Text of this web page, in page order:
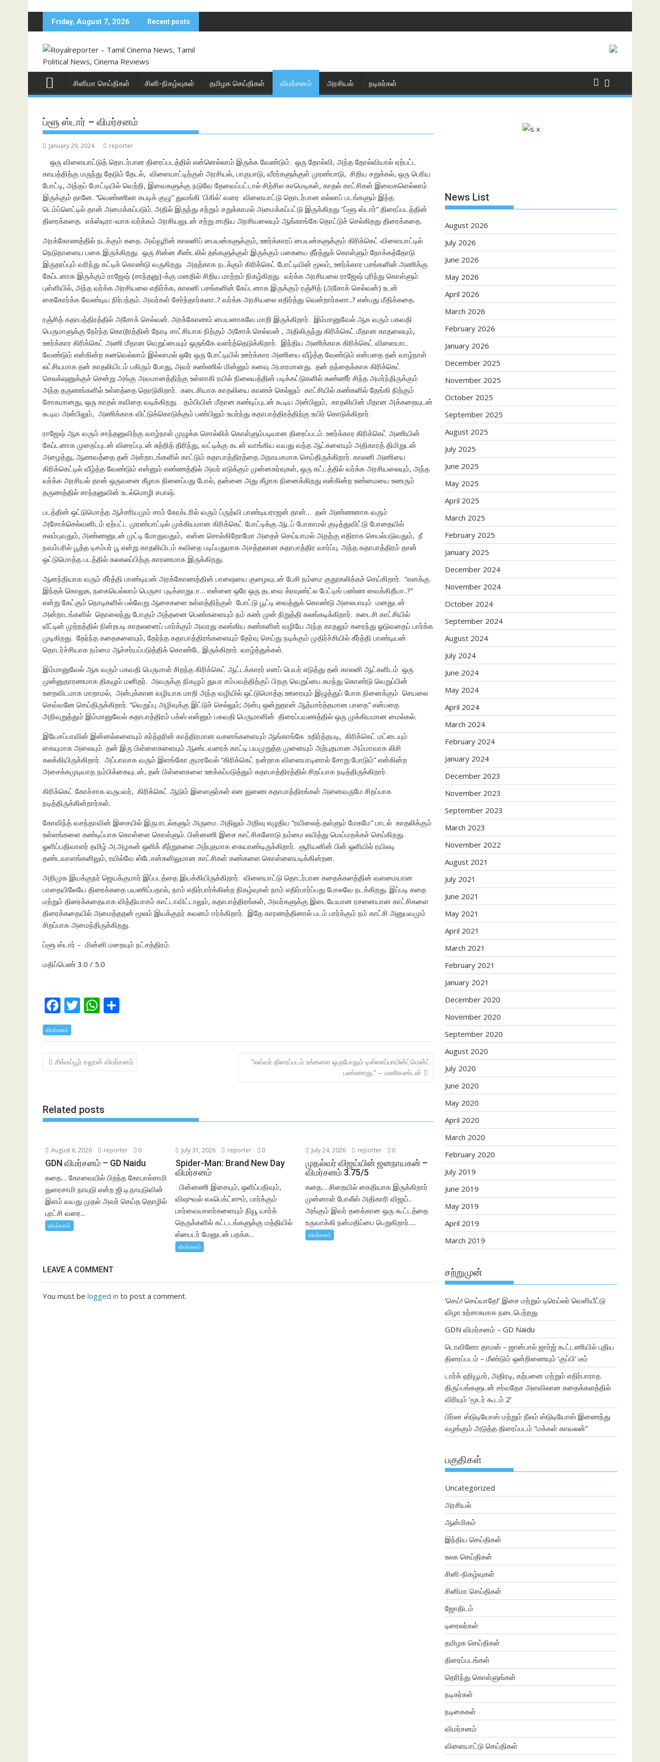
content
Friday, August 7, 2026 Recent posts
சினிமா செய்திகள் சினி-நிகழ்வுகள் தமிழக செய்திகள் விமர்சனம் அரசியல் நடிகர்கள்
ப்ளூ ஸ்டார் – விமர்சனம்
January 29, 2024 reporter
ஒரு விளையாட்டுத் தொடர்பான திரைப்படத்தில் என்னெல்லாம் இருக்க வேண்டும். ஒரு தோல்வி, அந்த தோல்வியால் ஏற்பட்ட
காயத்திற்கு மருந்து தேடும் தேடல், விளையாட்டிற்குள் அரசியல், பாகுபாடு, வீரர்களுக்குள் முரண்பாடு, சிறிய சறுக்கல், ஒரு பெரிய
போட்டி, அந்தப் போட்டியில் வெற்றி, இவைகளுக்கு நடுவே தேவைப்பட்டால் சிற்சில காமெடிகள், காதல் காட்சிகள் இவைகளெல்லாம்
இருக்கும் தானே. “வெண்ணிலா கபடிக் குழு” துவங்கி ‘பிகில்’ வரை விளையாட்டு தொடர்பான எல்லாப் படங்களும் இந்த
டெம்ப்ளெட்டில் தான் அமைக்கப்படும். அதில் இருந்து சற்றும் சறுக்காமல் அமைக்கப்பட்டு இருக்கிறது “ப்ளூ ஸ்டார்” திரைப்படத்தின்
திரைக்கதை. எக்ஸ்டிரா-வாக வர்க்கம் அரசியலுடன் சற்று சாதிய அரசியலையும் ஆங்காங்கே தொட்டுச் செல்கிறது திரைக்கதை.
அரக்கோணத்தில் நடக்கும் கதை. அவ்வூரின் காலனிப் பையன்களுக்கும், ஊர்க்காரப் பையன்களுக்கும் கிரிக்கெட் விளையாட்டில்
நெடுநாளைய பகை இருக்கிறது. ஒரு சின்ன சீண்டலில் தங்களுக்குள் இருக்கும் பகையை தீர்த்துக் கொள்ளும் நோக்கத்தோடு
இருதரப்பும் வரிந்து கட்டிக் கொண்டு வருகிறது. அதற்காக நடக்கும் கிரிக்கெட் போட்டியின் மூலம், ஊர்க்கார பசங்களின் அணிக்கு
கேப்டனாக இருக்கும் ராஜேஷ் (சாந்தனு)-க்கு மனதில் சிறிய மாற்றம் நிகழ்கிறது. வர்க்க அரசியலை ராஜேஷ் புரிந்து கொள்ளும்
புள்ளியில், அந்த வர்க்க அரசியலை எதிர்க்க, காலனி பசங்களின் கேப்டனாக இருக்கும் ரஞ்சித் (அசோக் செல்வன்) உடன்
கைகோர்க்க வேண்டிய நிர்பந்தம். அவர்கள் சேர்ந்தார்களா..? வர்க்க அரசியலை எதிர்த்து வென்றார்களா..? என்பது மீதிக்கதை.
ரஞ்சித் கதாபத்திரத்தில் அசோக் செல்வன். அரக்கோணம் பையனாகவே மாறி இருக்கிறார். இம்மானுவேல் ஆக வரும் பகவதி
பெருமாளுக்கு நேர்ந்த கொடூரத்தின் நேரடி சாட்சியாக நிற்கும் அசோக் செல்வன் , அதிலிருந்து கிரிக்கெட் மீதான காதலையும்,
ஊர்க்கார கிரிக்கெட் அணி மீதான வெறுப்பையும் ஒருங்கே வளர்த்தெடுக்கிறார். இந்திய அணிக்காக கிரிக்கெட் விளையாட
வேண்டும் என்கின்ற கனவெல்லாம் இல்லாமல் ஒரே ஒரு போட்டியில் ஊர்க்கார அணியை வீழ்த்த வேண்டும் என்பதை தன் வாழ்நாள்
லட்சியமாக தன் காதலியிடம் பகிரும் போது, அவர் கண்ணில் மின்னும் கனவு அபாரமானது. தன் தந்தைக்காக கிரிக்கெட்
செலக்‌ஷனுக்குச் சென்று அங்கு அவமானத்திற்கு உள்ளாகி ரயில் நிலையத்தின் படிக்கட்டுகளில் கண்ணீர் சிந்த அமர்ந்திருக்கும்
அந்த தருணங்களில் உள்ளத்தை தொடுகிறார். கடைசியாக காதலியை காணச் செல்லும் காட்சியில் கண்களில் தேங்கி நிற்கும்
சோகமானது, ஒரு காதல் கவிதை வடிக்கிறது. தம்பியின் மீதான கண்டிப்புடன் கூடிய அன்பிலும், காதலியின் மீதான அக்கறையுடன்
கூடிய அன்பிலும், அணிக்காக விட்டுக்கொடுக்கும் பண்பிலும் உயர்ந்து கதாபாத்திரத்திற்கு உயிர் கொடுக்கிறார்.
ராஜேஷ் ஆக வரும் சாந்தனுவிற்கு வாழ்நாள் முழுக்க சொல்லிக் கொள்ளும்படியான திரைப்படம். ஊர்க்கார கிரிக்கெட் அணியின்
கேப்டனாக முறைப்புடன் விரைப்புடன் சுற்றித் திரிந்து, வட்டிக்கு கடன் வாங்கிய வயது வந்த ஆட்களையும் அதிகாரத் திமிறுடன்
அழைத்து, ஆணவத்தை தன் அன்றாடங்களில் காட்டும் கதாபாத்திரத்தை அநாயசமாக செய்திருக்கிறார். காலனி அணியை
கிரிக்கெட்டில் வீழ்த்த வேண்டும் என்னும் எண்ணத்தில் அவர் எடுக்கும் முன்னகர்வுகள், ஒரு கட்டத்தில் வர்க்க அரசியலையும், அந்த
வர்க்க அரசியல் தான் ஒருவனை கீழாக நினைப்பது போல், தன்னை அது கீழாக நினைக்கிறது என்கின்ற உண்மையை உணரும்
தருணத்தில் சாந்தனுவின் உடல்மொழி சபாஷ்.
படத்தின் ஒட்டுமொத்த ஆச்சரியமும் சாம் கேரக்டரில் வரும் ப்ருத்வி பாண்டியராஜன் தான்… தன் அண்ணனாக வரும்
அசோக்செல்வனிடம் ஏற்பட்ட முரண்பாட்டில் முக்கியமான கிரிக்கெட் போட்டிக்கு ஆடப் போகாமல் குடித்துவிட்டு போதையில்
சலம்புவதும், அண்ணனுடன் முட்டி மோதுவதும், என்ன சொல்கிறோமோ அதைச் செய்யாமல் அதற்கு எதிராக செயல்படுவதும், நீ
நவம்பரில் பூத்த டிசம்பர் பூ என்று காதலியிடம் கவிதை படிப்பதுமாக அசத்தலான கதாபாத்திர வார்ப்பு. அந்த கதாபாத்திரம் தான்
ஒட்டுமொத்த படத்தில் கலகலப்பிற்கு காரணமாக இருக்கிறது.
ஆனந்தியாக வரும் கீர்த்தி பாண்டியன் அரக்கோணத்தின் பாஷையை குழைவுடன் பேசி நம்மை குதூகலிக்கச் செய்கிறார். “எனக்கு
இந்தக் கொலுசு, நகையெல்லாம் பெருசா புடிக்காதுடா… என்னை ஒரே ஒரு தடவை க்ரவுண்ட்ல பேட்டிங் பண்ண வைக்கிறீயா..?”
என்று கேட்கும் நொடிகளில் பல்வேறு ஆசைகளை உள்ளத்திற்குள் போட்டு பூட்டி வைத்துக் கொண்டு அலைபாயும் மனதுடன்
அன்றாடங்களில் தொலைந்து போகும் அத்தனை பெண்களையும் நம் கண் முன் நிறுத்தி கலங்கடிக்கிறார். கடைசி காட்சியில்
வீட்டின் முற்றத்தில் நின்றபடி காதலனைப் பார்க்கும் அவரது கலங்கிய கண்களின் வழியே அந்த காதலும் கரைந்து ஓடுவதைப் பார்க்க
முடிகிறது. தேர்ந்த கதைகளையும், தேர்ந்த கதாபாத்திரங்களையும் தேர்வு செய்து நடிக்கும் முதிர்ச்சியில் கீர்த்தி பாண்டியன்
தொடர்ச்சியாக நம்மை ஆச்சர்யப்படுத்திக் கொண்டே இருக்கிறார். வாழ்த்துக்கள்.
இம்மானுவேல் ஆக வரும் பகவதி பெருமாள் சிறந்த கிரிக்கெட் ஆட்டக்காரர் எனப் பெயர் எடுத்து தன் காலனி ஆட்களிடம் ஒரு
முன்னுதாரணமாக திகழும் மனிதர். அவருக்கு நிகழும் துயர சம்பவத்திற்குப் பிறகு வெறுப்பை சுமந்து கொண்டு வெறுப்பின்
உறைவிடமாக மாறாமல், அன்புக்கான வழியாக மாறி அந்த வழியில் ஒட்டுமொத்த ஊரையும் இழுத்துப் போக நினைக்கும் செயலை
செவ்வனே செய்திருக்கிறார். “வெறுப்பு அழிவுக்கு இட்டுச் செல்லும்; அன்பு ஒன்றுதான் ஆத்மார்த்தமான பாதை” என்பதை
அறிவுறுத்தும் இம்மானுவேல் கதாபாத்திரம் பக்ஸ் என்னும் பகவதி பெருமாளின் திரைப்பயணத்தில் ஒரு முக்கியமான மைல்கல்.
இயேசப்பாவின் இன்னல்களையும் கர்த்தரின் காத்திரமான வசனங்களையும் ஆங்காங்கே உதிர்த்தபடி, கிரிக்கெட் மட்டையும்
கையுமாக அலையும் தன் இரு பிள்ளைகளையும் ஆண்டவரைக் காட்டி பயமுறுத்த முனையும் அற்புதமான அம்மாவாக லிசி
கலக்கியிருக்கிறார். அப்பாவாக வரும் இளங்கோ குமரவேல் “கிரிக்கெட் நன்றாக விளையாடினால் சோறு போடும்” என்கின்ற
அசைக்கமுடியாத நம்பிக்கையுடன், தன் பிள்ளைகளை ஊக்கப்படுத்தும் கதாபாத்திரத்தில் சிறப்பாக நடித்திருக்கிறார்.
கிரிக்கெட் கோச்சாக வருபவர், கிரிக்கெட் ஆடும் இளைஞர்கள் என துணை கதாபாத்திரங்கள் அனைவருமே சிறப்பாக
நடித்திருக்கின்றார்கள்.
கோவிந்த் வசந்தாவின் இசையில் இருபாடல்களும் அருமை. அதிலும் அறிவு எழுதிய “ரயிலைத் தள்ளும் மேகமே” பாடல் காதலிக்கும்
உள்ளங்களை கண்டிப்பாக கொள்ளை கொள்ளும். பின்னணி இசை காட்சிகளோடு நம்மை லயித்து மெய்மறக்கச் செய்கிறது.
ஓளிப்பதிவாளர் தமிழ் அ.அழகன் ஒளிக் கீற்றுகளை அற்புதமாக கையாண்டிருக்கிறார். சூரியனின் பின் ஒளியில் ரயிலடி
தண்டவாளங்களிலும், ரயில்வே ஸ்டேசன்களிலுமான காட்சிகள் கண்களை கொள்ளையடிக்கின்றன.
அறிமுக இயக்குநர் ஜெயக்குமார் இப்படத்தை இயக்கியிருக்கிறார். விளையாட்டு தொடர்பான கதைக்களத்தின் வளமையான
பாதையிலேயே திரைக்கதை பயணிப்பதால், நாம் எதிர்பார்க்கின்ற நிகழ்வுகள் நாம் எதிர்பார்ப்பது போலவே நடக்கிறது. இப்படி கதை
மற்றும் திரைக்கதையாக வித்தியாசம் காட்டாவிட்டாலும், கதாபாத்திரங்கள், அவர்களுக்கு இடையேயான ரசனையான காட்சிகளை
திரைக்கதையில் அமைத்ததன் மூலம் இயக்குநர் கவனம் ஈர்க்கிறார். இதே காரணத்தினால் படம் பார்க்கும் நம் காட்சி அனுபவமும்
சிறப்பாக அமைந்திருக்கிறது.
ப்ளூ ஸ்டார் – மின்னி மறையும் நட்சத்திரம்.
மதிப்பெண் 3.0 / 5.0
F
ac
e
b
o
T
itt
er
W
at
s
A
ar
e
விமர்சனம்
Post
navigation
சிங்கப்பூர் சலூன் விமர்சனம்
”லவ்வர் திரைப்படம் உங்களை ஒருபோதும் டிஸ்ஸாப்பாயின்ட்மென்ட்
பண்ணாது.” – மணிகண்டன்
Related posts
August 6, 2026 reporter 0
GDN விமர்சனம் – GD Naidu
கதை… கோவையில் பிறந்த கோபால்சாமி
துரைசாமி நாயுடு என்ற ஜி.டி.நாயுடுவின்
இளம் வயது முதல் அவர் செய்த தொழில்
புரட்சி வரை...
விமர்சனம்
July 31, 2026 reporter 0
Spider-Man: Brand New Day
விமர்சனம்
பின்னணி இசையும், ஒளிப்பதிவும்,
விஷுவல் எஃபெக்ட்ஸும், பார்க்கும்
பார்வையாளர்களையும் நியூ யார்க்
தெருக்களில் கட்டடங்களுக்கு மத்தியில்
ஸ்பைடர் மேனுடன் பறக்க...
விமர்சனம்
July 24, 2026 reporter 0
முதல்வர் விஜய்யின் ஜனநாயகன் –
விமர்சனம் 3.75/5
கதை… சிறையில் கைதியாக இருக்கிறார்
முன்னாள் போலீஸ் அதிகாரி விஜய்..
அங்கும் இவர் தனக்கான ஒரு கூட்டத்தை
உருவாக்கி நன்மதிப்பை பெறுகிறார்.....
விமர்சனம்
LEAVE A COMMENT
You must be logged in to post a comment.
News List
August 2026
July 2026
June 2026
May 2026
April 2026
March 2026
February 2026
January 2026
December 2025
November 2025
October 2025
September 2025
August 2025
July 2025
June 2025
May 2025
April 2025
March 2025
February 2025
January 2025
December 2024
November 2024
October 2024
September 2024
August 2024
July 2024
June 2024
May 2024
April 2024
March 2024
February 2024
January 2024
December 2023
November 2023
September 2023
March 2023
November 2022
August 2021
July 2021
June 2021
May 2021
April 2021
March 2021
February 2021
January 2021
December 2020
November 2020
September 2020
August 2020
July 2020
June 2020
May 2020
April 2020
March 2020
February 2020
July 2019
June 2019
May 2019
April 2019
March 2019
சற்றுமுன்
‘செய்! செய்யாதே!’ இசை மற்றும் டிரெய்லர் வெளியீட்டு
விழா உற்சாகமாக நடைபெற்றது
GDN விமர்சனம் – GD Naidu
டொவினோ தாமஸ் – ஜான்பால் ஜார்ஜ் கூட்டணியில் புதிய
திரைப்படம் – மீண்டும் ஒன்றிணையும் ‘குப்பி’ டீம்
டார்க் ஹியூமர், அதிரடி, கற்பனை மற்றும் எதிர்பாராத
திருப்பங்களுடன் சர்வதேச அளவிலான கதைக்களத்தில்
விரியும் ‘மூடர் கூடம் 2’
பிர்லா ஸ்டுடியோஸ் மற்றும் நீலம் ஸ்டுடியோஸ் இணைந்து
வழங்கும் அடுத்த திரைப்படம் “மக்கள் காவலன்”
பகுதிகள்
Uncategorized
அரசியல்
ஆன்மிகம்
இந்திய செய்திகள்
உலக செய்திகள்
சினி-நிகழ்வுகள்
சினிமா செய்திகள்
ஜோதிடம்
டிரைலர்கள்
தமிழக செய்திகள்
திரைப்படங்கள்
தெரிந்து கொள்ளுங்கள்
நடிகர்கள்
நடிகைகள்
விமர்சனம்
விளையாட்டு செய்திகள்